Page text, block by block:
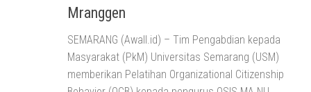
Mranggen
SEMARANG (Awall.id) – Tim Pengabdian kepada
Masyarakat (PkM) Universitas Semarang (USM)
memberikan Pelatihan Organizational Citizenship